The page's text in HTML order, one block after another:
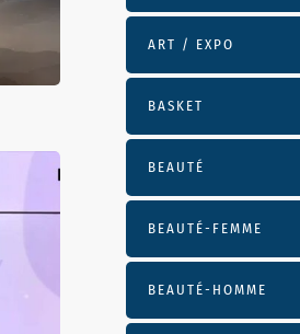
ART / EXPO
BASKET
BEAUTÉ
BEAUTÉ-FEMME
BEAUTÉ-HOMME